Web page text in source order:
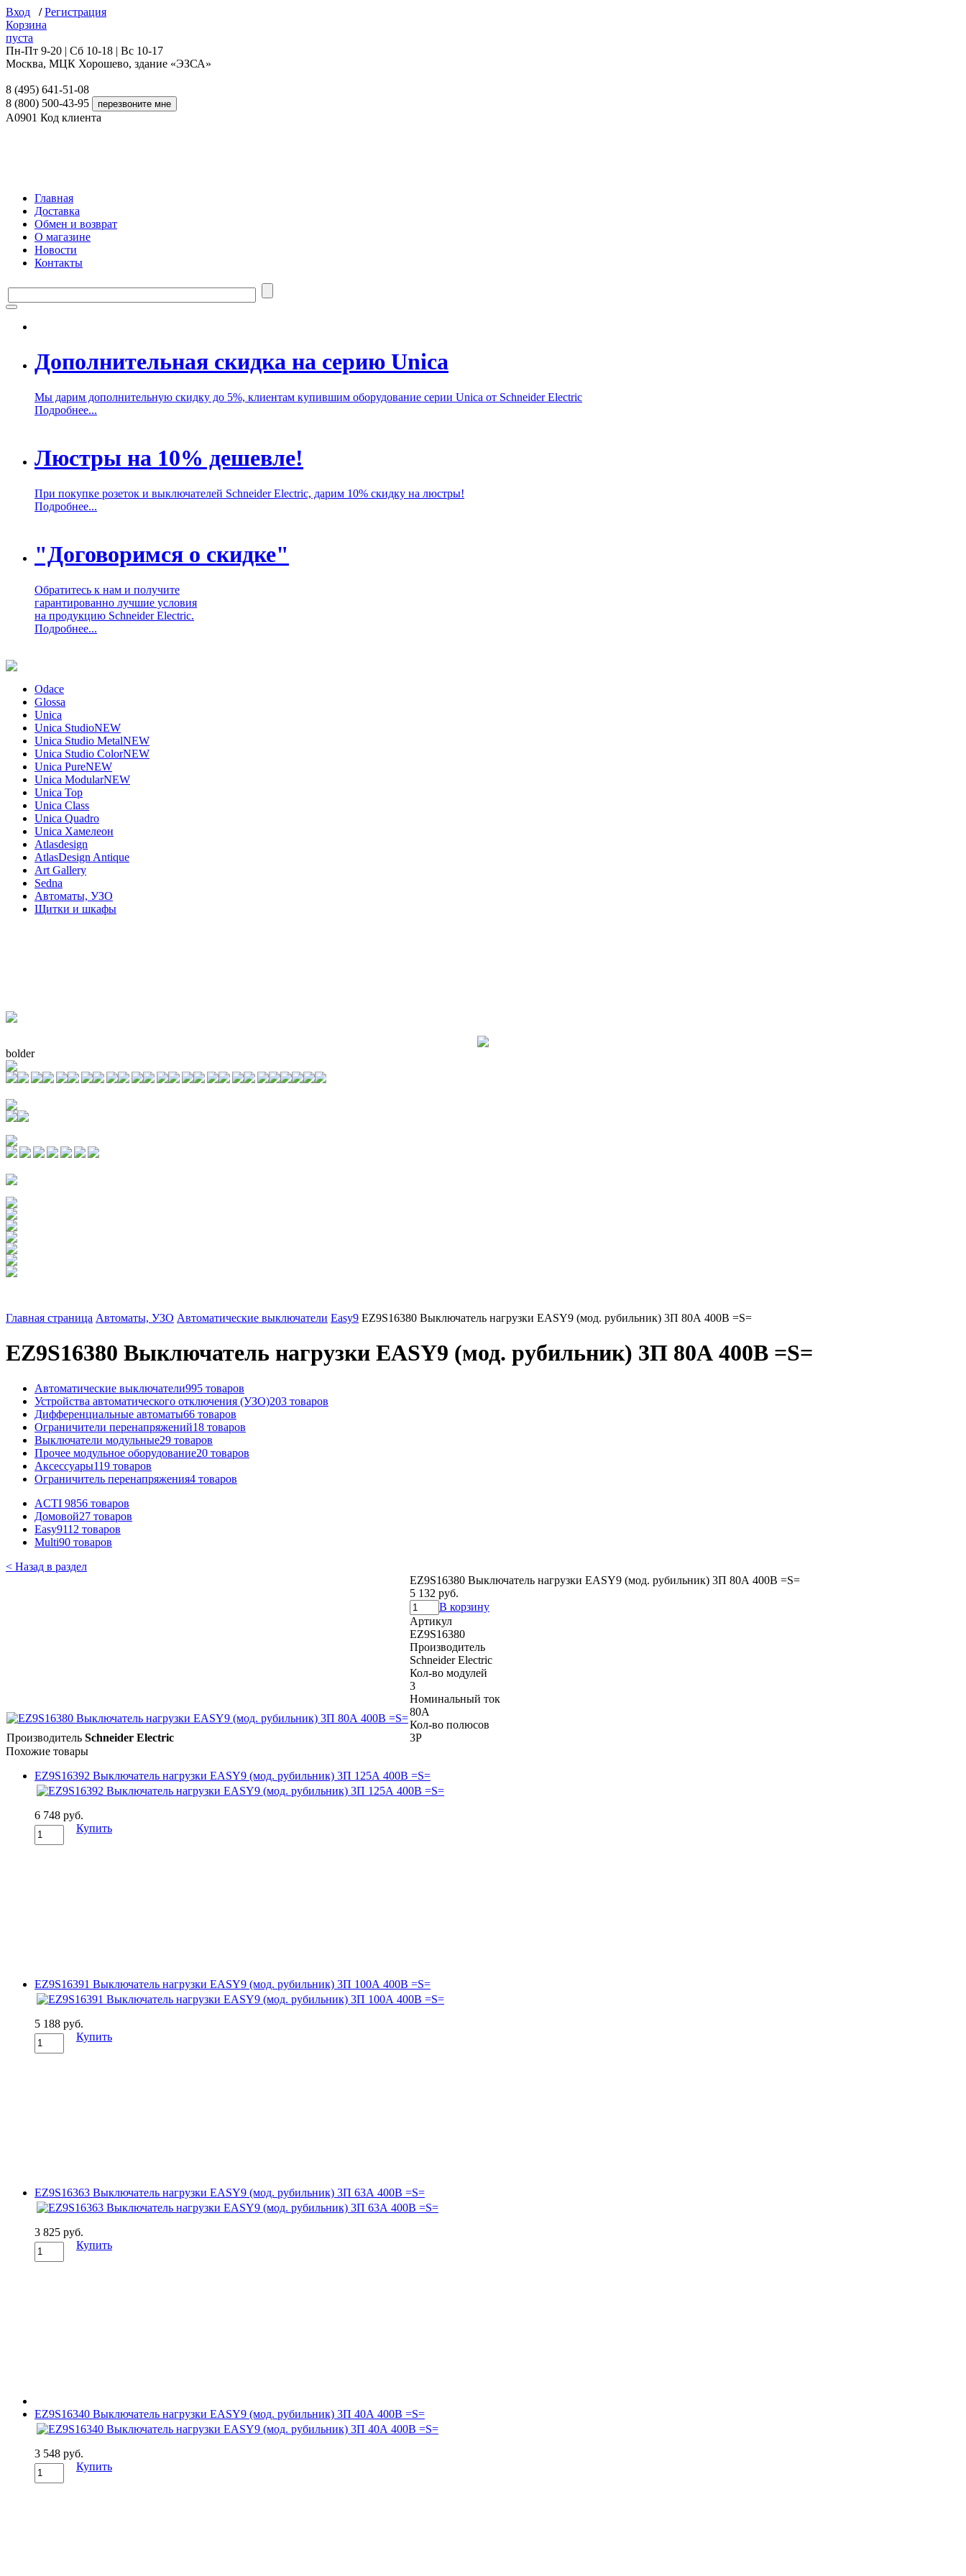
Вход / Регистрация
Корзина
пуста
Пн-Пт 9-20 | Сб 10-18 | Вс 10-17
Москва, МЦК Хорошево, здание «ЭЗСА»
8 (495) 641-51-08
8 (800) 500-43-95
A0901 Код клиента
Главная
Доставка
Обмен и возврат
О магазине
Новости
Контакты
Дополнительная скидка на серию Unica
Мы дарим дополнительную скидку до 5%, клиентам купившим оборудование серии Unica от Schneider Electric
Подробнее...
Люстры на 10% дешевле!
При покупке розеток и выключателей Schneider Electric, дарим 10% скидку на люстры!
Подробнее...
"Договоримся о скидке"
Обратитесь к нам и получите
гарантированно лучшие условия
на продукцию Schneider Electric.
Подробнее...
Odace
Glossa
Unica
Unica StudioNEW
Unica Studio MetalNEW
Unica Studio ColorNEW
Unica PureNEW
Unica ModularNEW
Unica Top
Unica Class
Unica Quadro
Unica Хамелеон
Atlasdesign
AtlasDesign Antique
Art Gallery
Sedna
Автоматы, УЗО
Щитки и шкафы
bolder
Главная страница Автоматы, УЗО Автоматические выключатели Easy9 EZ9S16380 Выключатель нагрузки EASY9 (мод. рубильник) 3П 80А 400В =S=
EZ9S16380 Выключатель нагрузки EASY9 (мод. рубильник) 3П 80А 400В =S=
Автоматические выключатели995 товаров
Устройства автоматического отключения (УЗО)203 товаров
Дифференциальные автоматы66 товаров
Ограничители перенапряжений18 товаров
Выключатели модульные29 товаров
Прочее модульное оборудование20 товаров
Аксессуары119 товаров
Ограничитель перенапряжения4 товаров
ACTI 9856 товаров
Домовой27 товаров
Easy9112 товаров
Multi90 товаров
< Назад в раздел
EZ9S16380 Выключатель нагрузки EASY9 (мод. рубильник) 3П 80А 400В =S=
5 132 руб.
В корзину
Артикул
EZ9S16380
Производитель
Schneider Electric
Кол-во модулей
3
Номинальный ток
80А
Кол-во полюсов
3P
Производитель Schneider Electric
Похожие товары
EZ9S16392 Выключатель нагрузки EASY9 (мод. рубильник) 3П 125А 400В =S=
6 748 руб.
Купить
EZ9S16391 Выключатель нагрузки EASY9 (мод. рубильник) 3П 100А 400В =S=
5 188 руб.
Купить
EZ9S16363 Выключатель нагрузки EASY9 (мод. рубильник) 3П 63А 400В =S=
3 825 руб.
Купить
EZ9S16340 Выключатель нагрузки EASY9 (мод. рубильник) 3П 40А 400В =S=
3 548 руб.
Купить